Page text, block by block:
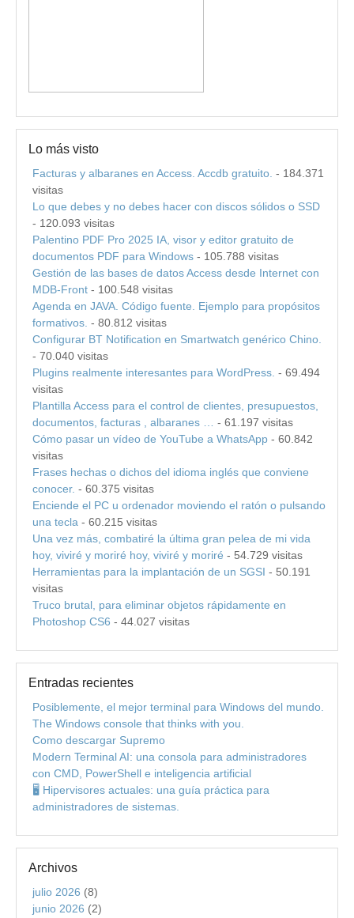
Lo más visto
Facturas y albaranes en Access. Accdb gratuito. - 184.371
visitas
Lo que debes y no debes hacer con discos sólidos o SSD
- 120.093 visitas
Palentino PDF Pro 2025 IA, visor y editor gratuito de
documentos PDF para Windows - 105.788 visitas
Gestión de las bases de datos Access desde Internet con
MDB-Front - 100.548 visitas
Agenda en JAVA. Código fuente. Ejemplo para propósitos
formativos. - 80.812 visitas
Configurar BT Notification en Smartwatch genérico Chino.
- 70.040 visitas
Plugins realmente interesantes para WordPress. - 69.494
visitas
Plantilla Access para el control de clientes, presupuestos,
documentos, facturas , albaranes …
- 61.197 visitas
Cómo pasar un vídeo de YouTube a WhatsApp - 60.842
visitas
Frases hechas o dichos del idioma inglés que conviene
conocer. - 60.375 visitas
Enciende el PC u ordenador moviendo el ratón o pulsando
una tecla - 60.215 visitas
Una vez más, combatiré la última gran pelea de mi vida
hoy, viviré y moriré hoy, viviré y moriré - 54.729 visitas
Herramientas para la implantación de un SGSI - 50.191
visitas
Truco brutal, para eliminar objetos rápidamente en
Photoshop CS6 - 44.027 visitas
Entradas recientes
Posiblemente, el mejor terminal para Windows del mundo.
The Windows console that thinks with you.
Como descargar Supremo
Modern Terminal AI: una consola para administradores
con CMD, PowerShell e inteligencia artificial
🖥️ Hipervisores actuales: una guía práctica para
administradores de sistemas.
Archivos
julio 2026 (8)
junio 2026 (2)